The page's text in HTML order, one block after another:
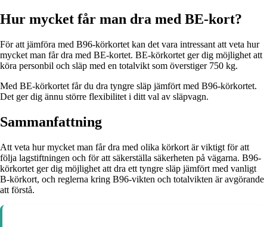
Hur mycket får man dra med BE-kort?
För att jämföra med B96-körkortet kan det vara intressant att veta hur
mycket man får dra med BE-kortet. BE-körkortet ger dig möjlighet att
köra personbil och släp med en totalvikt som överstiger 750 kg.
Med BE-körkortet får du dra tyngre släp jämfört med B96-körkortet.
Det ger dig ännu större flexibilitet i ditt val av släpvagn.
Sammanfattning
Att veta hur mycket man får dra med olika körkort är viktigt för att
följa lagstiftningen och för att säkerställa säkerheten på vägarna. B96-
körkortet ger dig möjlighet att dra ett tyngre släp jämfört med vanligt
B-körkort, och reglerna kring B96-vikten och totalvikten är avgörande
att förstå.